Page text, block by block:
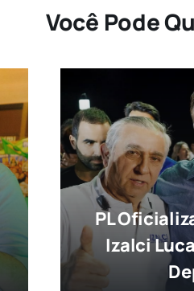
Você Pode
PL
Izalci